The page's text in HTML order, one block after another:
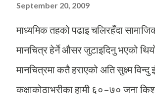
September 20, 2009
माध्यमिक तहको पढाइ चलिरहँदा
मानचित्र हेर्ने औसर जुटाइदिनु भएको
मानचित्रमा कतै हराएको अति सुक्ष्म
कक्षाकोठाभरीका हामी ६०–७० जना